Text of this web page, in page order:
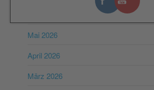
Mai 2026
April 2026
März 2026